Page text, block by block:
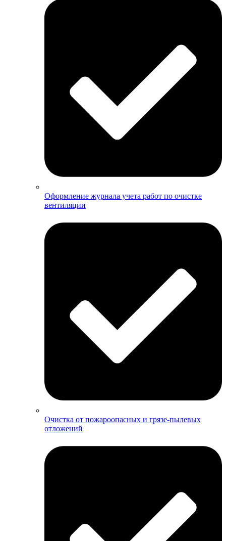
Оформление журнала учета работ по очистке
вентиляции
Очистка от пожароопасных и грязе-пылевых
отложений